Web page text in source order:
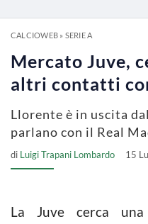
CALCIOWEB» SERIE A
Mercato Juve,
altri contatti
Llorente è in uscita
parlano con il Real
di Luigi Trapani Lombardo 15
La Juve cerca